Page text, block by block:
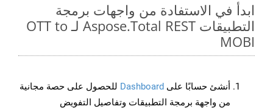
ابدأ في الاستفادة من واجهات برمجة
التطبيقات Aspose.Total REST لـ OTT to
MOBI
أنشئ حسابًا على Dashboard للحصول على حصة مجانية
من واجهة برمجة التطبيقات وتفاصيل التفويض